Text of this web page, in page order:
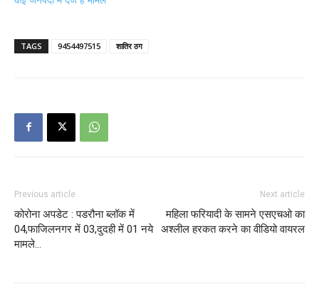
TAGS 9454497515 शातिर ठग
Previous article
कोरोना अपडेट : पडरौना ब्लॉक में
04,फाजिलनगर में 03,दुदही में 01 नये
मामले…
Next article
महिला फरियादी के सामने एसएचओ का
अश्लील हरकत करने का वीडियो वायरल